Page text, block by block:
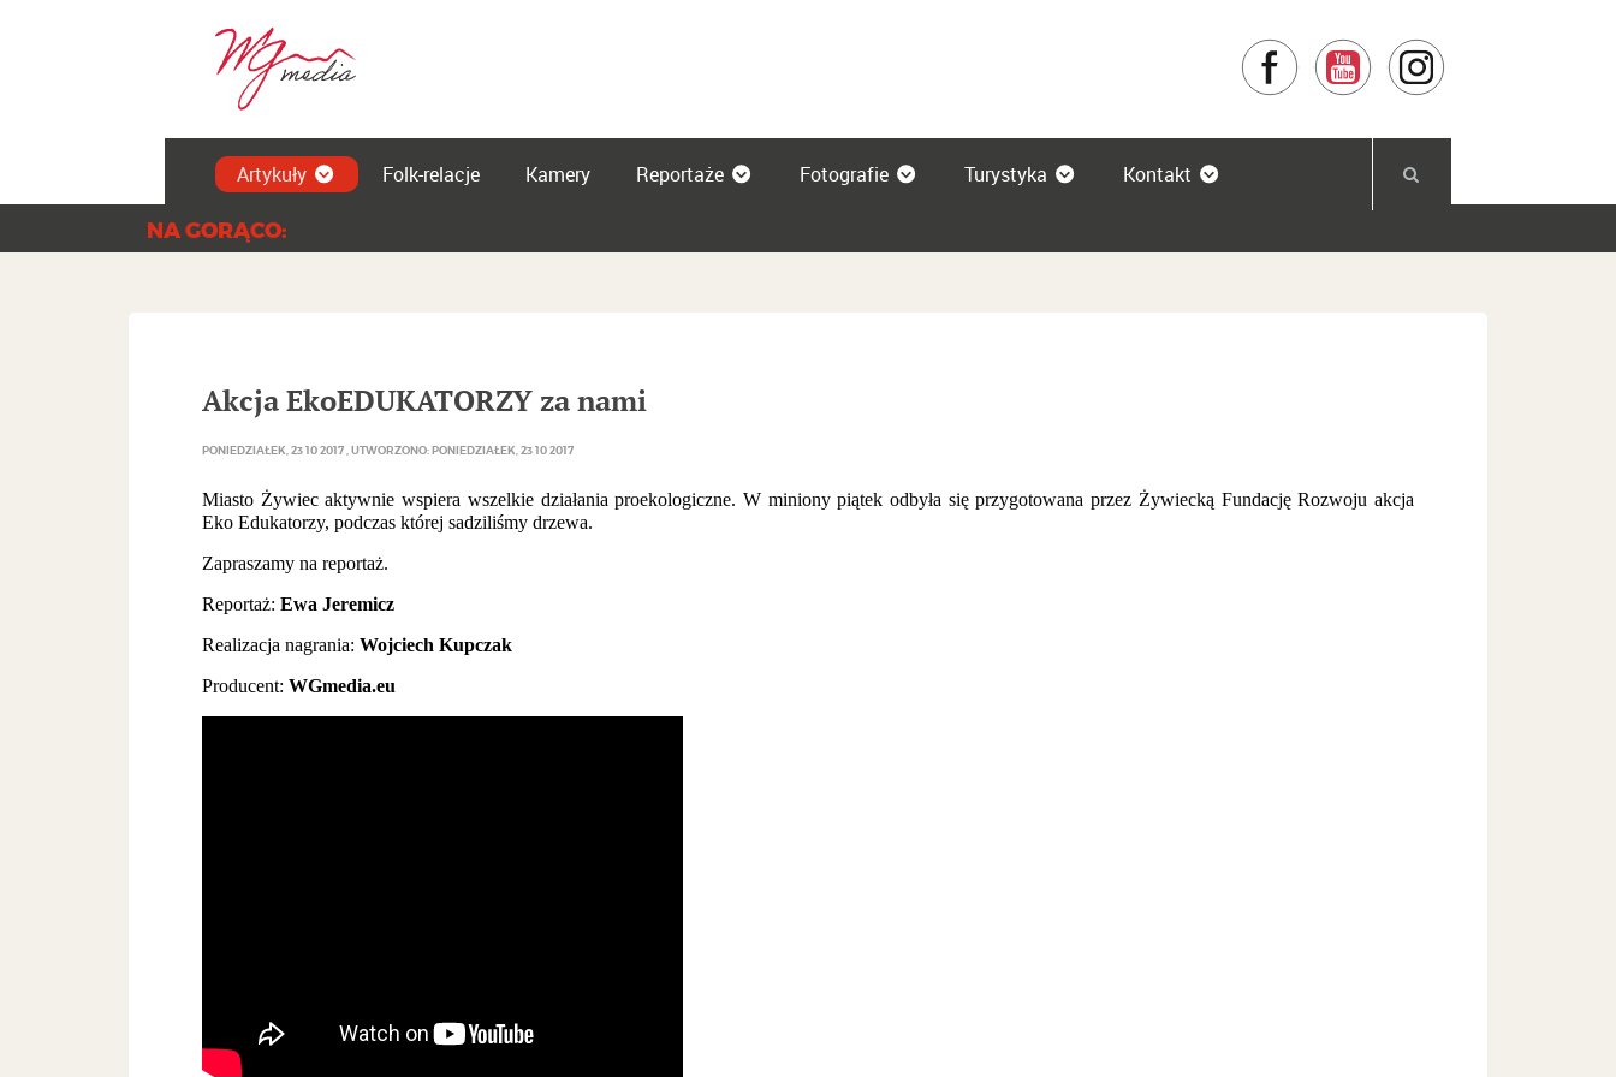
Facebook YouTube
Artykuły Folk-relacje Kamery Reportaże Fotografie Turystyka Kontakt
NA GORĄCO:
Akcja EkoEDUKATORZY za nami
PONIEDZIAŁEK, 23 10 2017 UTWORZONO: PONIEDZIAŁEK, 23 10 2017
Miasto Żywiec aktywnie wspiera wszelkie działania proekologiczne. W miniony piątek odbyła się przygotowana przez Żywiecką Fundację Rozwoju akcja
Eko Edukatorzy, podczas której sadziliśmy drzewa.
Zapraszamy na reportaż.
Reportaż: Ewa Jeremicz
Realizacja nagrania: Wojciech Kupczak
Producent: WGmedia.eu